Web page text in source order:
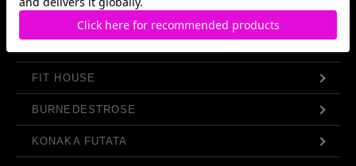
FIT HOUSE
BURNEDESTROSE
KONAKA FUTATA